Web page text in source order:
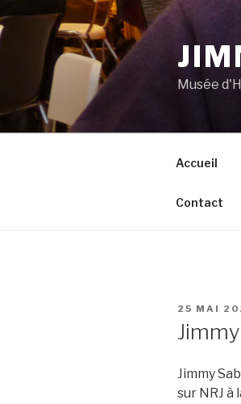
au
contenu
principal
Musée
Accueil
Contact
PUBLIÉ
25 MAI
Jimmy
sur NRJ à